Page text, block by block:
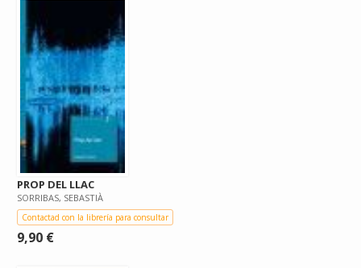
PROP DEL LLAC
SORRIBAS, SEBASTIÀ
Contactad con la librería para consultar
9,90 €